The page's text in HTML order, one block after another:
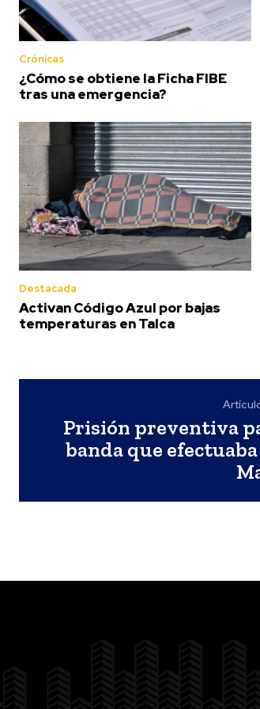
Crónicas
¿Cómo se obtiene la Ficha FIBE
tras una emergencia?
Destacada
Activan Código Azul por bajas
temperaturas en Talca
Prisión preventiva
banda que